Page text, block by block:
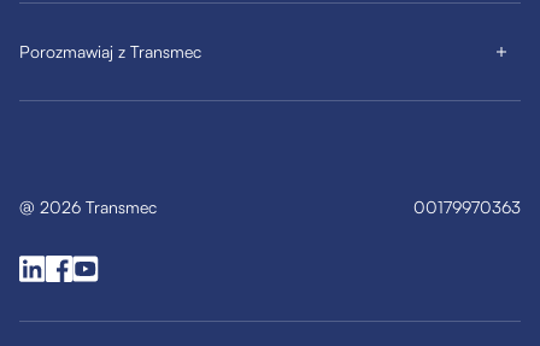
Porozmawiaj z Transmec
@ 2026 Transmec 00179970363